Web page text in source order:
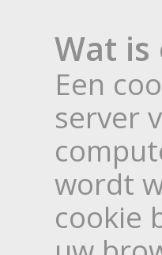
Wat is
Een
server
wordt
cookie